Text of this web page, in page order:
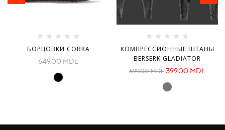
БОРЦОВКИ COBRA
649.00 MDL
КОМПРЕССИОННЫЕ ШТАНЫ
BERSERK GLADIATOR
699.00MDL 399.00 MDL